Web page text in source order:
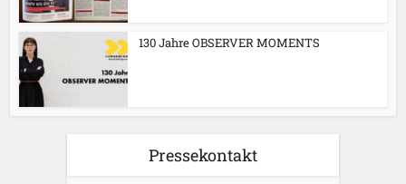
130 Jahre OBSERVER MOMENTS
Pressekontakt